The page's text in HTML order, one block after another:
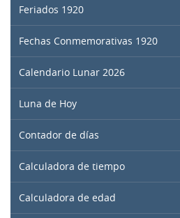
Feriados 1920
Fechas Conmemorativas 1920
Calendario Lunar 2026
Luna de Hoy
Contador de días
Calculadora de tiempo
Calculadora de edad